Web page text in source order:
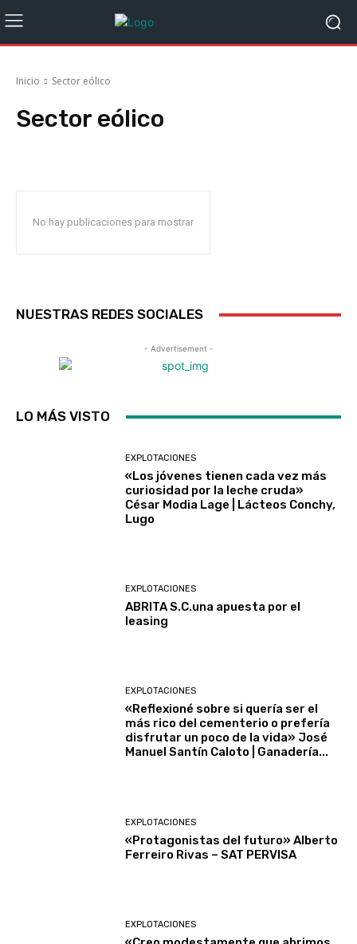
Inicio Sector eólico
Sector eólico
No hay publicaciones para mostrar
NUESTRAS REDES SOCIALES
- Advertisement -
LO MÁS VISTO
EXPLOTACIONES
«Los jóvenes tienen cada vez más
curiosidad por la leche cruda»
César Modia Lage | Lácteos Conchy,
Lugo
EXPLOTACIONES
ABRITA S.C.una apuesta por el
leasing
EXPLOTACIONES
«Reflexioné sobre si quería ser el
más rico del cementerio o prefería
disfrutar un poco de la vida» José
Manuel Santín Caloto | Ganadería...
EXPLOTACIONES
«Protagonistas del futuro» Alberto
Ferreiro Rivas – SAT PERVISA
EXPLOTACIONES